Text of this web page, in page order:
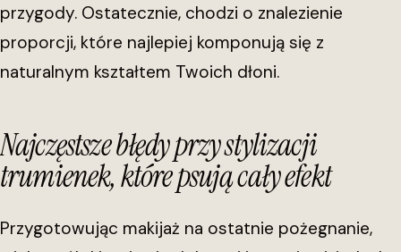
przygody. Ostatecznie, chodzi o znalezienie
proporcji, które najlepiej komponują się z
naturalnym kształtem Twoich dłoni.
Najczęstsze błędy przy stylizacji
trumienek, które psują cały efekt
Przygotowując makijaż na ostatnie pożegnanie,